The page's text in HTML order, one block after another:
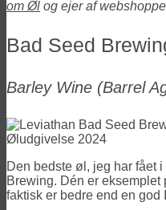
om Øl og ejer af
Bad Seed
Barley Wine (Barrel
Den bedste øl, jeg har fået
Brewing. Dén er
faktisk er bedre end en god